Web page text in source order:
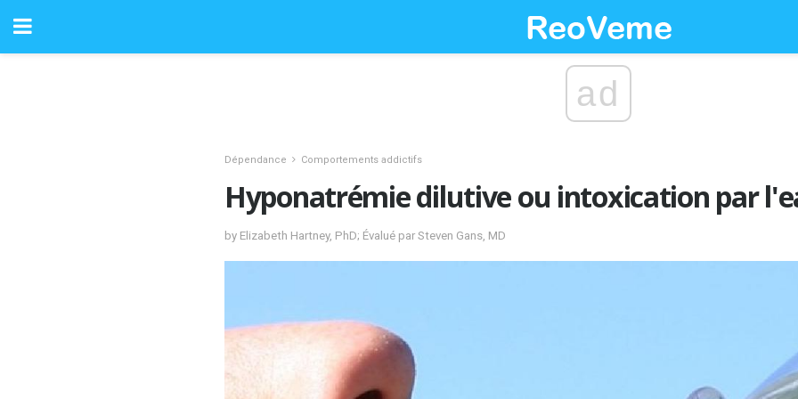
ad
Dépendance Comportements addictifs
Hyponatrémie dilutive ou intoxication par
by Elizabeth Hartney, PhD; Évalué par Steven Gans, MD